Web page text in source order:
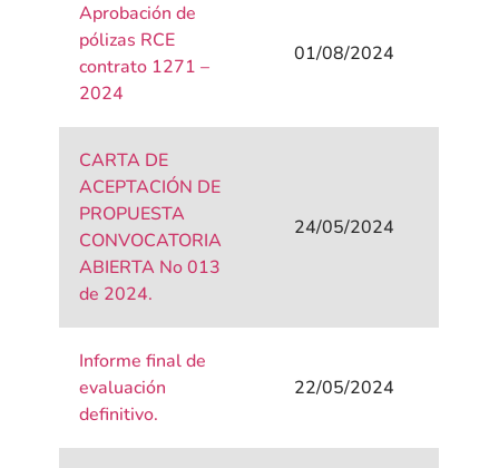
Aprobación de
pólizas RCE
contrato 1271 –
2024
01/08/2024
CARTA DE
ACEPTACIÓN DE
PROPUESTA
CONVOCATORIA
ABIERTA No 013
de 2024.
24/05/2024
Informe final de
evaluación
definitivo.
22/05/2024